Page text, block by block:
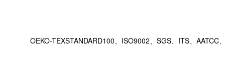
OEKO-TEXSTANDARD100、ISO9002、SGS、ITS、AATCC